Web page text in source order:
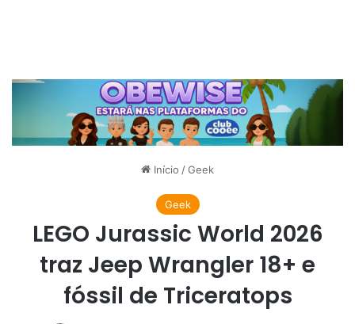
Início /Geek
Geek
LEGO Jurassic World 2026
traz Jeep Wrangler 18+ e
fóssil de Triceratops